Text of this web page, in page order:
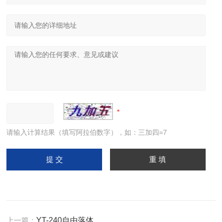
请输入计算结果（填写阿拉伯数字），如：三加四=7
上一篇：YT-240自由落体